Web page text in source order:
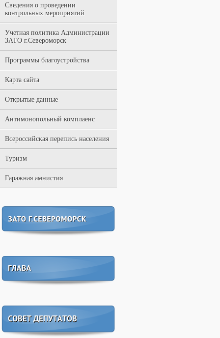
Сведения о проведении
контрольных мероприятий
Учетная политика Администрации
ЗАТО г.Североморск
Программы благоустройства
Карта сайта
Открытые данные
Антимонопольный комплаенс
Всероссийская перепись населения
Туризм
Гаражная амнистия